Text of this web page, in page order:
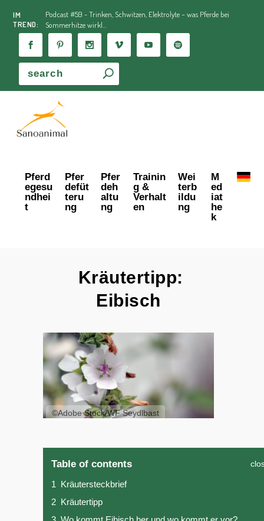
IM
TREND:
Podcast #59 - Trinken, Schwitzen, Elektrolyte – was Pferde bei
Sommerhitze wirkl...
Pferd
egesu
ndhei
t
Pfer
defüt
teru
ng
Pfer
deh
altu
ng
Trainin
g &
Verhalt
en
Wei
terb
ildu
ng
M
ed
iat
he
k
Kräutertipp:
Eibisch
©Adobe Stock/WF Seydlbast
Table of contents
1 Kräutersteckbrief
2 Kräutertipp